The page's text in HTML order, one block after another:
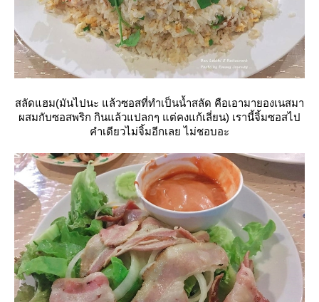
สลัดแฮม(มันไปนะ แล้วซอสที่ทำเป็นน้ำสลัด คือเอามายองเนสมา
ผสมกับซอสพริก กินแล้วแปลกๆ แต่คงแก้เลี่ยน) เรานี้จิ้มซอสไป
คำเดียวไม่จิ้มอีกเลย ไม่ชอบอะ